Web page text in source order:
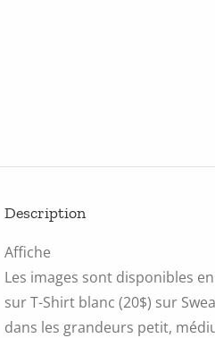
Description
Affiche
Les images sont disponibles
sur T-Shirt blanc (20$) sur
dans les grandeurs petit,